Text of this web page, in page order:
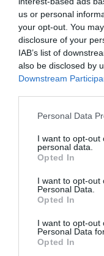
us or personal
your opt-out. You
disclosure of your
IAB’s list of
also be disclosed by
Downstream
Please note that this
not limited to your
grant or deny
use your data for
consent section.
Personal Data
I want to opt-out
personal data.
Opted In
I want to opt-out
Personal Data.
Opted In
I want to opt-out
Personal Data
Opted In
Τεχνολογική
Χαλκίδας –
Σε πλήρη ετοιμότητα